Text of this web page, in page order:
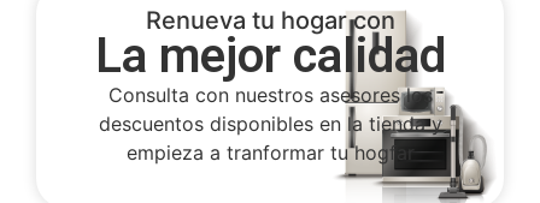
Renueva tu hogar con
La mejor calidad
Consulta con nuestros asesores los
descuentos disponibles en la tienda y
empieza a tranformar tu hogfar